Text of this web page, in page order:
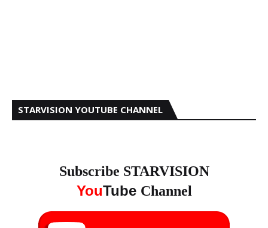
STARVISION YOUTUBE CHANNEL
Subscribe STARVISION
YouTube Channel